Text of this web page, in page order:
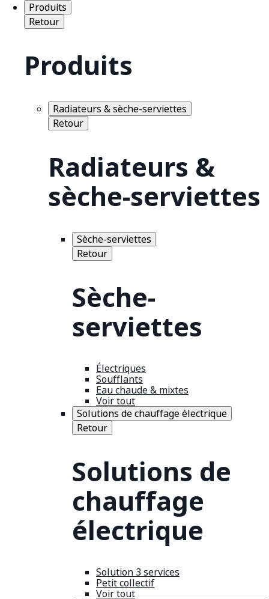
Produits
Retour
Produits
Radiateurs & sèche-serviettes
Retour
Radiateurs &
sèche-serviettes
Sèche-serviettes
Retour
Sèche-
serviettes
Électriques
Soufflants
Eau chaude & mixtes
Voir tout
Solutions de chauffage électrique
Retour
Solutions de
chauffage
électrique
Solution 3 services
Petit collectif
Voir tout